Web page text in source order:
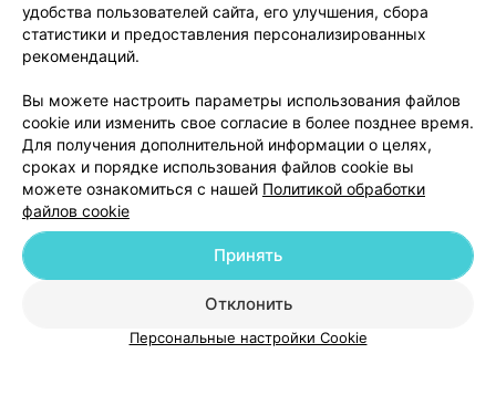
Пользовательское соглашение
Способы оплаты
Вакансии
Партнеры
Написать в поддержку
Персональные настройки cookie
Обработка персональных данных
г. Минск, улица Толбухина, 2, пом. 16 | help@103.by
ВЫ ВЛАДЕЛЕЦ?
удобства пользователей сайта, его улучшения, сбора
статистики и предоставления персонализированных
рекомендаций.
Вы можете настроить параметры использования файлов
cookie или изменить свое согласие в более позднее время.
Для получения дополнительной информации о целях,
сроках и порядке использования файлов cookie вы
можете ознакомиться с нашей Политикой обработки
файлов cookie
Отклонить
Принять
Персональные настройки Cookie